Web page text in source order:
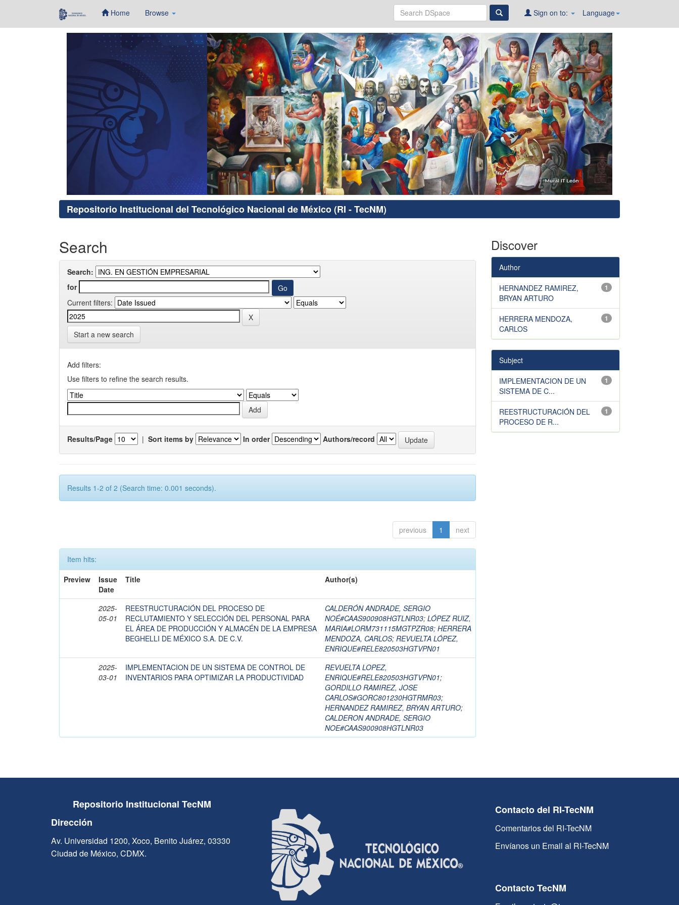
Home Browse Language
Sign on to:
Repositorio Institucional del Tecnológico Nacional de México (RI - TecNM)
Search
Search:
for
Current filters:
Start a new search
Add filters:
Use filters to refine the search results.
Results/Page | Sort items by In order Authors/record
Results 1-2 of 2 (Search time: 0.001 seconds).
previous 1 next
Item hits:
Preview
Issue
Date
Title Author(s)
2025-
05-01
REESTRUCTURACIÓN DEL PROCESO DE
RECLUTAMIENTO Y SELECCIÓN DEL PERSONAL PARA
EL ÁREA DE PRODUCCIÓN Y ALMACÉN DE LA EMPRESA
BEGHELLI DE MÉXICO S.A. DE C.V.
CALDERÓN ANDRADE, SERGIO
NOÉ#CAAS900908HGTLNR03; LÓPEZ RUIZ,
MARIA#LORM731115MGTPZR08; HERRERA
MENDOZA, CARLOS; REVUELTA LÓPEZ,
ENRIQUE#RELE820503HGTVPN01
2025-
03-01
IMPLEMENTACION DE UN SISTEMA DE CONTROL DE
INVENTARIOS PARA OPTIMIZAR LA PRODUCTIVIDAD
REVUELTA LOPEZ,
ENRIQUE#RELE820503HGTVPN01;
GORDILLO RAMIREZ, JOSE
CARLOS#GORC801230HGTRMR03;
HERNANDEZ RAMIREZ, BRYAN ARTURO;
CALDERON ANDRADE, SERGIO
NOE#CAAS900908HGTLNR03
Discover
Author
1
HERNANDEZ RAMIREZ,
BRYAN ARTURO
1
HERRERA MENDOZA,
CARLOS
Subject
1
IMPLEMENTACION DE UN
SISTEMA DE C...
1
REESTRUCTURACIÓN DEL
PROCESO DE R...
Repositorio Institucional TecNM
Dirección
Av. Universidad 1200, Xoco, Benito Juárez, 03330
Ciudad de México, CDMX.
Contacto del RI-TecNM
Comentarios del RI-TecNM
Envíanos un Email al RI-TecNM
Contacto TecNM